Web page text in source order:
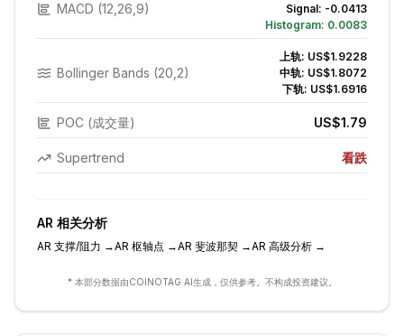
MACD (12,26,9)
Signal: -0.0413
Histogram: 0.0083
Bollinger Bands (20,2)
上轨: US$1.9228
中轨: US$1.8072
下轨: US$1.6916
POC (成交量) US$1.79
Supertrend 看跌
AR 相关分析
AR 支撑/阻力 →AR 枢轴点 →AR 斐波那契 →AR 高级分析 →
* 本部分数据由COINOTAG AI生成，仅供参考。不构成投资建议。